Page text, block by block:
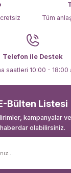
Tüm
Telefon ile Destek
saatleri 10:00 - 18:00
Bülten Listesi
kampanyalar
haberdar olabilirsiniz.